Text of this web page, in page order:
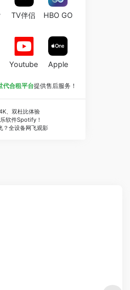
TV伴侣 HBO GO
Youtube Apple
代合租平台提供售后服务！
、双杜比体验
软件Spotify！
？全设备网飞观影